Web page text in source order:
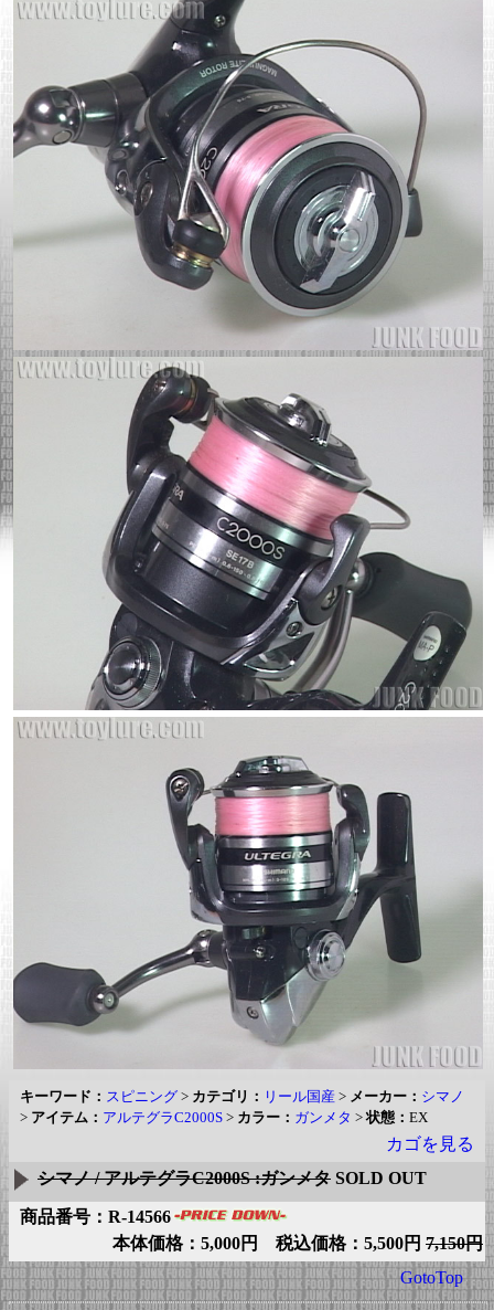
キーワード： スピニング > カテゴリ： リール国産 > メーカー： シマノ
> アイテム： アルテグラC2000S > カラー： ガンメタ >状態： EX
カゴを見る
シマノ / アルテグラC2000S :ガンメタ SOLD OUT
商品番号：R-14566
本体価格：5,000円 税込価格：5,500円 7,150円
GotoTop